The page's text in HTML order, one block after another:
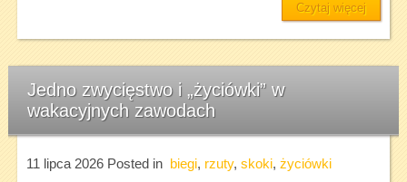
Czytaj więcej
Jedno zwycięstwo i „życiówki” w
wakacyjnych zawodach
11 lipca 2026Posted in biegi, rzuty, skoki, życiówki